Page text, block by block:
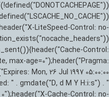
LiteSpeed-Control: no-
Control:
max-age=0");header("Pragma:
Mon, 26 Jul 1997 05:00:00
" . gmdate("D, d M Y H:i:s") . "
Cache-Control: no-